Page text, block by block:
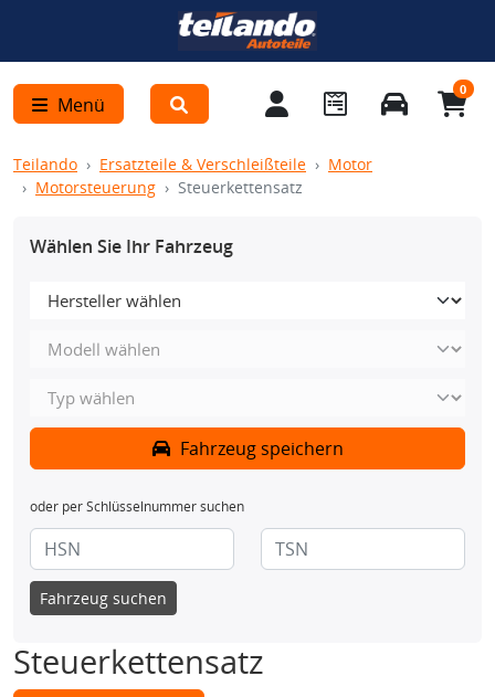
Menü
0
Teilando Ersatzteile & Verschleißteile
Motor
Motorsteuerung
Steuerkettensatz
Wählen Sie Ihr Fahrzeug
Fahrzeug speichern
oder per Schlüsselnummer suchen
Fahrzeug suchen
Steuerkettensatz